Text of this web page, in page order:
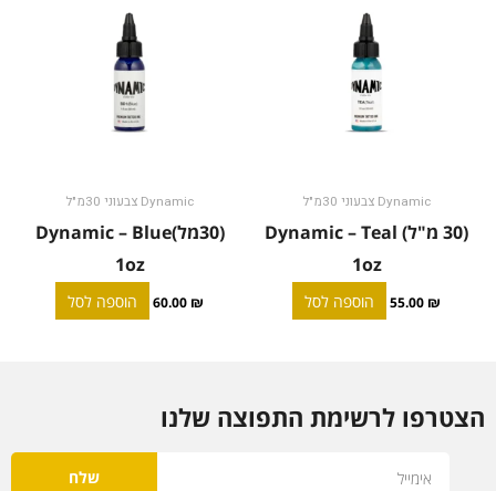
Dynamic צבעוני 30מ"ל
(30 מ"ל) Dynamic – Teal
1oz
55.00 ₪ הוספה לסל
Dynamic צבעוני 30מ"ל
(30מל)Dynamic – Blue
1oz
60.00 ₪ הוספה לסל
הצטרפו לרשימת התפוצה שלנו
שלח